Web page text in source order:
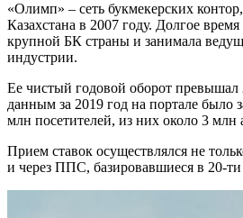
«Олимп» – сеть букмекерских
Казахстана в 2007 году. Долгое время
крупной БК страны и занимала
индустрии.
Ее чистый годовой оборот
данным за 2019 год на портале было
млн посетителей, из них около 3 млн
Прием ставок осуществлялся не
и через ППС, базировавшиеся в 20-ти